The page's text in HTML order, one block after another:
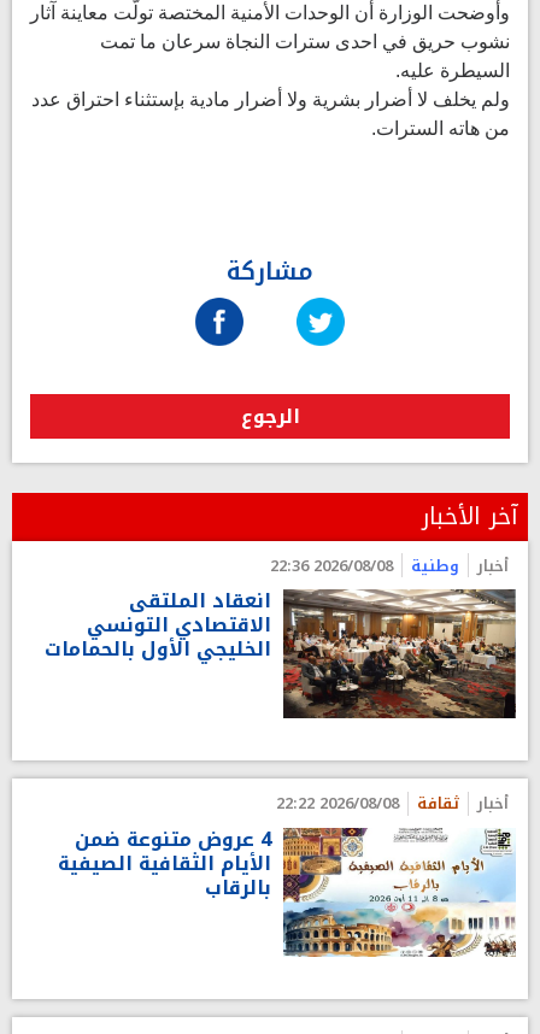
وأوضحت الوزارة أن الوحدات الأمنية المختصة تولّت معاينة آثار
نشوب حريق في احدى سترات النجاة سرعان ما تمت
السيطرة عليه.
ولم يخلف لا أضرار بشرية ولا أضرار مادية بإستثناء احتراق عدد
من هاته السترات.
مشاركة
الرجوع
آخر الأخبار
أخبار وطنية 2026/08/08 22:36
انعقاد الملتقى
الاقتصادي التونسي
الخليجي الأول بالحمامات
أخبار ثقافة 2026/08/08 22:22
4 عروض متنوعة ضمن
الأيام الثقافية الصيفية
بالرقاب